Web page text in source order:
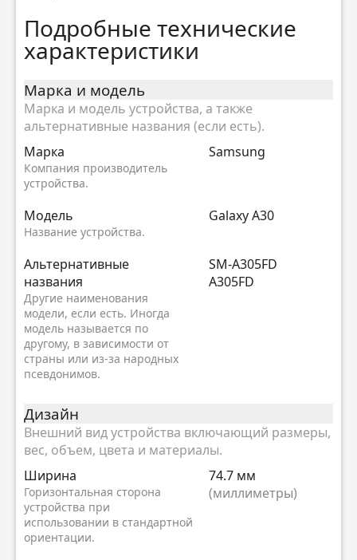
Подробные технические
характеристики
Марка и модель
Марка и модель устройства, а также
альтернативные названия (если есть).
Марка
Компания производитель
устройства.
Samsung
Модель
Название устройства.
Galaxy A30
Альтернативные
названия
Другие наименования
модели, если есть. Иногда
модель называется по
другому, в зависимости от
страны или из-за народных
псевдонимов.
SM-A305FD
A305FD
Дизайн
Внешний вид устройства включающий размеры,
вес, объем, цвета и материалы.
Ширина
Горизонтальная сторона
устройства при
использовании в стандартной
ориентации.
74.7 мм
(миллиметры)